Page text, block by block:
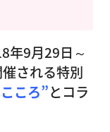
年9月29日～
される特別
ころ”とコラ